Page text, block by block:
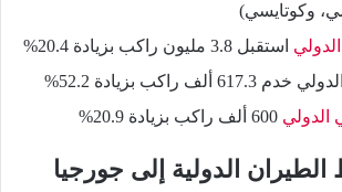
وكوتايسي)
استقبل 3.8 مليون راكب بزيادة 20.4%
راكب بزيادة 52.2%
الدولي
الدولية إلى جورجيا